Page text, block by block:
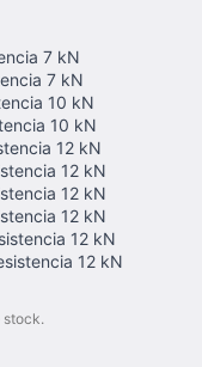
7 kN
7 kN
10 kN
10 kN
12 kN
12 kN
12 kN
12 kN
12 kN
12 kN
stock.